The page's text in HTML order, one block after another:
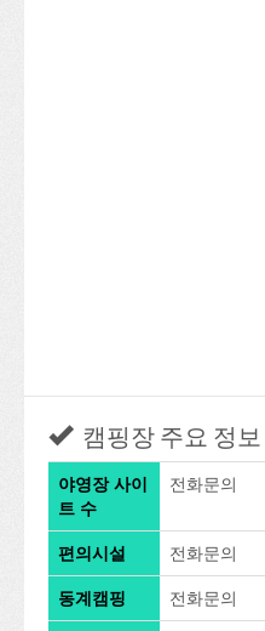
캠핑장 주요 정보
야영장 사이
트 수
전화문의
편의시설 전화문의
동계캠핑 전화문의